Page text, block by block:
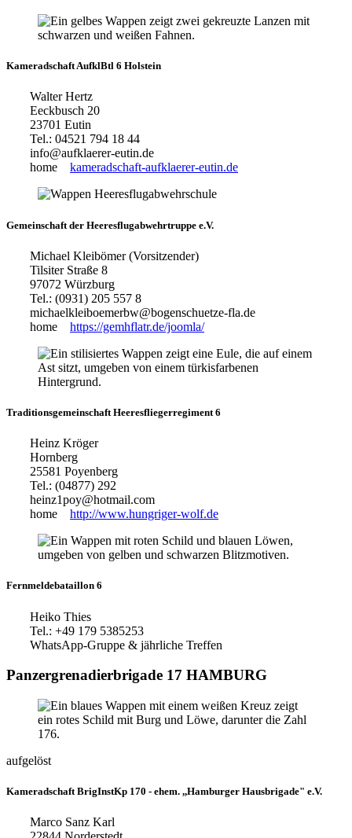
Kameradschaft AufklBtl 6 Holstein
Walter Hertz
Eeckbusch 20
23701 Eutin
Tel.: 04521 794 18 44
info@aufklaerer-eutin.de
home
kameradschaft-aufklaerer-eutin.de
Gemeinschaft der Heeresflugabwehrtruppe e.V.
Michael Kleibömer (Vorsitzender)
Tilsiter Straße 8
97072 Würzburg
Tel.: (0931) 205 557 8
michaelkleiboemerbw@bogenschuetze-fla.de
home
https://gemhflatr.de/joomla/
Traditionsgemeinschaft Heeresfliegerregiment 6
Heinz Kröger
Hornberg
25581 Poyenberg
Tel.: (04877) 292
heinz1poy@hotmail.com
home
http://www.hungriger-wolf.de
Fernmeldebataillon 6
Heiko Thies
Tel.: +49 179 5385253
WhatsApp-Gruppe & jährliche Treffen
Panzergrenadierbrigade 17 HAMBURG
aufgelöst
Kameradschaft BrigInstKp 170 - ehem. ,,Hamburger Hausbrigade" e.V.
Marco Sanz Karl